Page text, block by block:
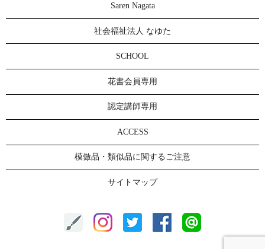
Saren Nagata
社会福祉法人 なゆた
SCHOOL
花書会員専用
認定講師専用
ACCESS
模倣品・類似品に関するご注意
サイトマップ